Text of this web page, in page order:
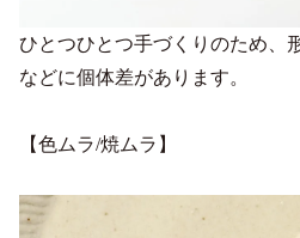
ひとつひとつ手づくりのため、
などに個体差があります。
【色ムラ/焼ムラ】